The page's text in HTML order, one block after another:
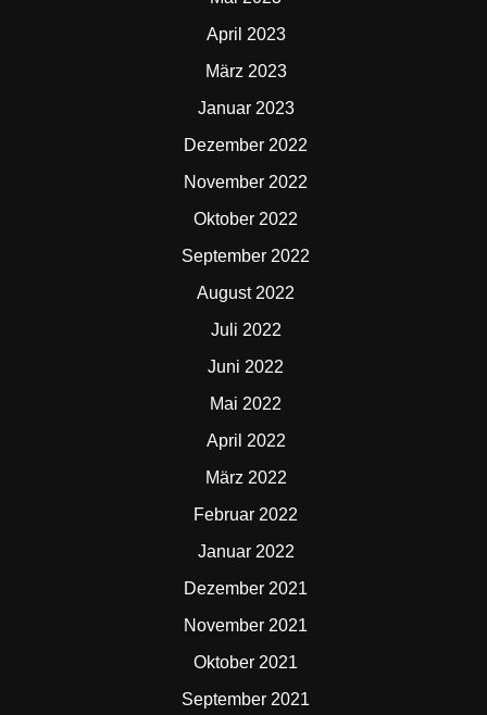
April 2023
März 2023
Januar 2023
Dezember 2022
November 2022
Oktober 2022
September 2022
August 2022
Juli 2022
Juni 2022
Mai 2022
April 2022
März 2022
Februar 2022
Januar 2022
Dezember 2021
November 2021
Oktober 2021
September 2021